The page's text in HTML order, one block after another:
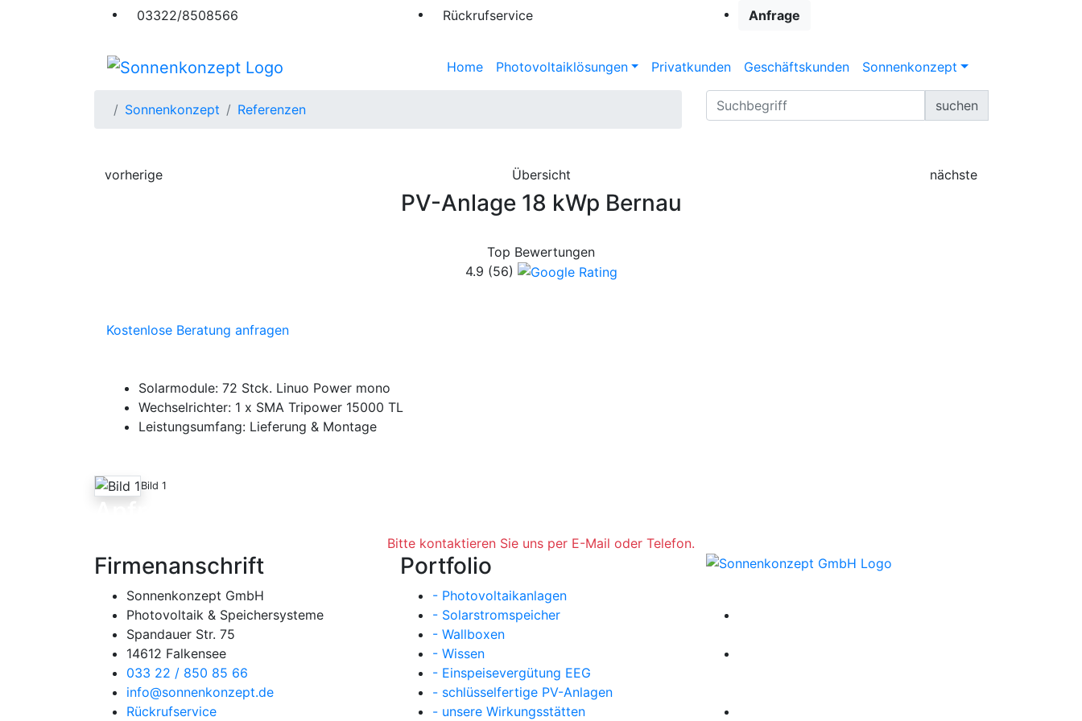
03322/8508566 Rückrufservice Anfrage
Home Photovoltaiklösungen Privatkunden Geschäftskunden Sonnenkonzept
Sonnenkonzept Referenzen suchen
vorherige Übersicht nächste
PV-Anlage 18 kWp Bernau
Top Bewertungen
4.9 (56)
Kostenlose Beratung anfragen
Solarmodule: 72 Stck. Linuo Power mono
Wechselrichter: 1 x SMA Tripower 15000 TL
Leistungsumfang: Lieferung & Montage
Bild 1
Anfrage
Bitte kontaktieren Sie uns per E-Mail oder Telefon.
Firmenanschrift
Sonnenkonzept GmbH
Photovoltaik & Speichersysteme
Spandauer Str. 75
14612 Falkensee
033 22 / 850 85 66
info@sonnenkonzept.de
Rückrufservice
Portfolio
- Photovoltaikanlagen
- Solarstromspeicher
- Wallboxen
- Wissen
- Einspeisevergütung EEG
- schlüsselfertige PV-Anlagen
- unsere Wirkungsstätten